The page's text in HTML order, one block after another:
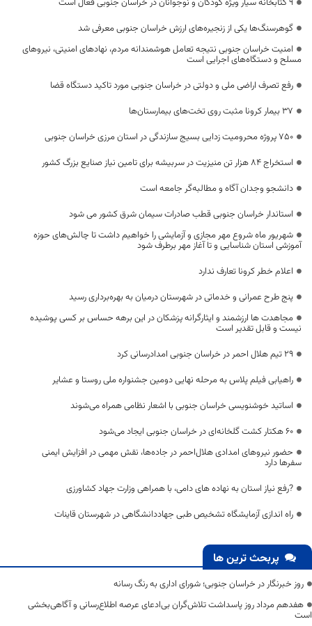
۹ کتابخانه سیار ویژه کودکان و نوجوانان در خراسان جنوبی فعال است
گوهرسنگ‌ها یکی از زنجیره‌های ارزش خراسان جنوبی معرفی شد
امنیت خراسان جنوبی نتیجه تعامل هوشمندانه مردم، نهادهای امنیتی، نیروهای
مسلح و دستگاه‌های اجرایی است
رفع تصرف اراضی ملی و دولتی در خراسان جنوبی مورد تاکید دستگاه قضا
۳۷ بیمار کرونا مثبت روی تخت‌های بیمارستان‌ها
750 پروژه محرومیت زدایی بسیج سازندگی در استان مرزی خراسان جنوبی
استخراج ۸۴ هزار تن منیزیت در سربیشه برای تامین نیاز صنایع بزرگ کشور
دانشجو وجدان آگاه و مطالبه‌گر جامعه است
استاندار خراسان جنوبی قطب صادرات سیمان شرق کشور می شود
شهریور ماه شروع مهر مجازی و آزمایشی را خواهیم داشت تا چالش‌های حوزه
آموزشی استان شناسایی و تا آغاز مهر برطرف شود
اعلام خطر کرونا تعارف ندارد
پنج طرح عمرانی و خدماتی در شهرستان درمیان به بهره‌برداری رسید
مجاهدت ها ارزشمند و ایثارگرانه پزشکان در این برهه حساس بر کسی پوشیده
نیست و قابل تقدیر است
29 تیم هلال احمر در خراسان جنوبی امدادرسانی کرد
راهیابی فیلم پلاس به مرحله نهایی دومین جشنواره ملی روستا و عشایر
اساتید خوشنویسی خراسان جنوبی با اشعار نظامی همراه می‌شوند
۶۰ هکتار کشت گلخانه‌ای در خراسان جنوبی ایجاد می‌شود
حضور نیروهای امدادی هلال‌احمر در جاده‌ها، نقش مهمی در افزایش ایمنی
سفرها دارد
?رفع نیاز استان به نهاده های دامی، با همراهی وزارت جهاد کشاورزی
راه اندازی آزمایشگاه تشخیص طبی جهاددانشگاهی در شهرستان قاینات
پربحث ترین ها
روز خبرنگار در خراسان جنوبی؛ شورای اداری به رنگ رسانه
هفدهم مرداد روز پاسداشت تلاش‌گران بی‌ادعای عرصه اطلاع‌رسانی و آگاهی‌بخشی
است